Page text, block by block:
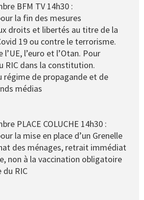
BFM TV 14h30 :
la fin des mesures
droits et libertés au titre de la
19 ou contre le terrorisme.
l’euro et l’Otan. Pour
RIC dans la constitution.
régime de propagande et de
médias
PLACE COLUCHE 14h30 :
la mise en place d’un Grenelle
des ménages, retrait immédiat
non à la vaccination obligatoire
du RIC